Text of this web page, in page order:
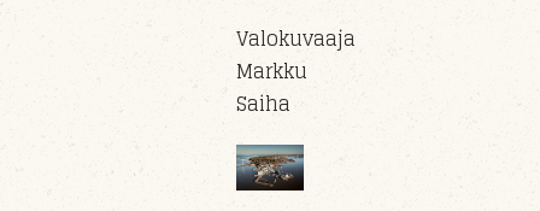
Valokuvaaja
Markku
Saiha